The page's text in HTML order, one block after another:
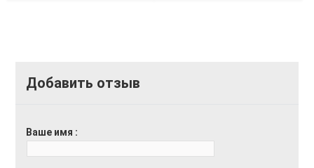
Добавить отзыв
Ваше имя